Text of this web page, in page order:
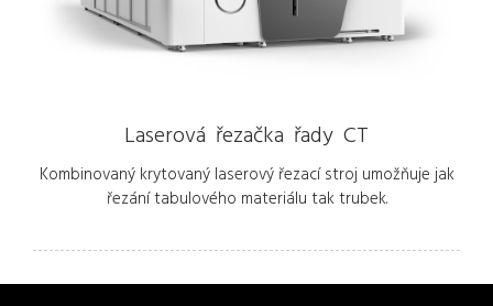
Laserová řezačka řady CT
Kombinovaný krytovaný laserový řezací stroj umožňuje jak
řezání tabulového materiálu tak trubek.